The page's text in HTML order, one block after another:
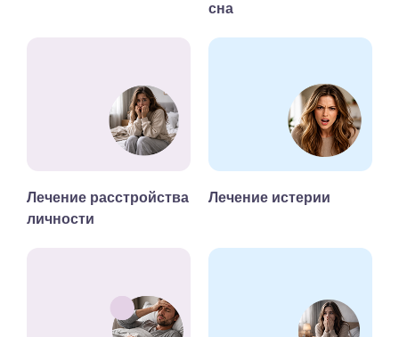
сна
Лечение расстройства
личности
Лечение истерии